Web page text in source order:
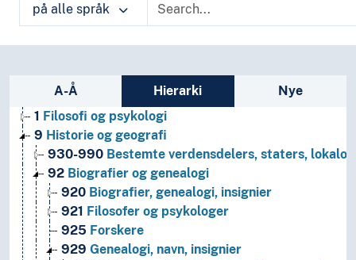
på alle språk
Sidefelt: navigér i vokabularet
A-Å Hierarki
Nye
1 Filosofi og psykologi
9 Historie og geografi
930-990 Bestemte verdensdelers, staters,
92 Biografier og genealogi
920 Biografier, genealogi, insignier
921 Filosofer og psykologer
925 Forskere
929 Genealogi, navn, insignier